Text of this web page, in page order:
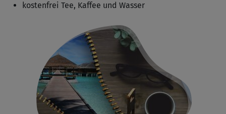
kostenfrei Tee, Kaffee und Wasser